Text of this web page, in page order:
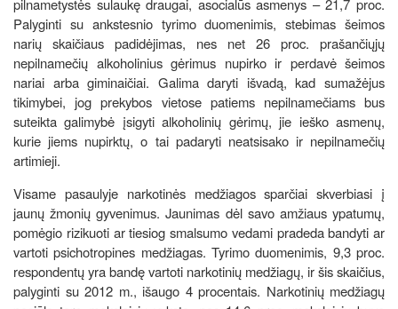
Palyginti su ankstesnio tyrimo duomenimis, stebimas šeimos
narių skaičiaus padidėjimas, nes net 26 proc. prašančiųjų
nepilnamečių alkoholinius gėrimus nupirko ir perdavė šeimos
nariai arba giminaičiai. Galima daryti išvadą, kad sumažėjus
tikimybei, jog prekybos vietose patiems nepilnamečiams bus
suteikta galimybė įsigyti alkoholinių gėrimų, jie ieško asmenų,
kurie jiems nupirktų, o tai padaryti neatsisako ir nepilnamečių
artimieji.
Visame pasaulyje narkotinės medžiagos sparčiai skverbiasi į
jaunų žmonių gyvenimus. Jaunimas dėl savo amžiaus ypatumų,
pomėgio rizikuoti ar tiesiog smalsumo vedami pradeda bandyti ar
vartoti psichotropines medžiagas. Tyrimo duomenimis, 9,3 proc.
respondentų yra bandę vartoti narkotinių medžiagų, ir šis skaičius,
palyginti su 2012 m., išaugo 4 procentais. Narkotinių medžiagų